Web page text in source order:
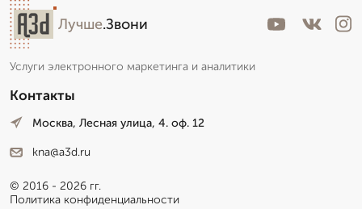
Лучше.Звони
Услуги электронного маркетинга и аналитики
Контакты
Москва, Лесная улица, 4. оф. 12
kna@a3d.ru
© 2016 - 2026 гг.
Политика конфиденциальности